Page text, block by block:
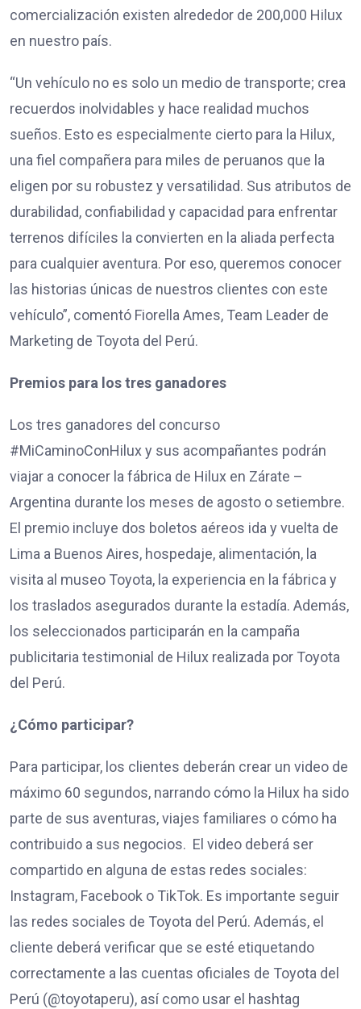
comercialización existen alrededor de 200,000 Hilux
en nuestro país.
“Un vehículo no es solo un medio de transporte; crea
recuerdos inolvidables y hace realidad muchos
sueños. Esto es especialmente cierto para la Hilux,
una fiel compañera para miles de peruanos que la
eligen por su robustez y versatilidad. Sus atributos de
durabilidad, confiabilidad y capacidad para enfrentar
terrenos difíciles la convierten en la aliada perfecta
para cualquier aventura. Por eso, queremos conocer
las historias únicas de nuestros clientes con este
vehículo”, comentó Fiorella Ames, Team Leader de
Marketing de Toyota del Perú.
Premios para los tres ganadores
Los tres ganadores del concurso
#MiCaminoConHilux y sus acompañantes podrán
viajar a conocer la fábrica de Hilux en Zárate –
Argentina durante los meses de agosto o setiembre.
El premio incluye dos boletos aéreos ida y vuelta de
Lima a Buenos Aires, hospedaje, alimentación, la
visita al museo Toyota, la experiencia en la fábrica y
los traslados asegurados durante la estadía. Además,
los seleccionados participarán en la campaña
publicitaria testimonial de Hilux realizada por Toyota
del Perú.
¿Cómo participar?
Para participar, los clientes deberán crear un video de
máximo 60 segundos, narrando cómo la Hilux ha sido
parte de sus aventuras, viajes familiares o cómo ha
contribuido a sus negocios. El video deberá ser
compartido en alguna de estas redes sociales:
Instagram, Facebook o TikTok. Es importante seguir
las redes sociales de Toyota del Perú. Además, el
cliente deberá verificar que se esté etiquetando
correctamente a las cuentas oficiales de Toyota del
Perú (@toyotaperu), así como usar el hashtag